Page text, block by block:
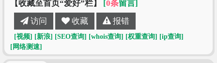
【收藏至首页“爱好”栏】
[0条留言]
访问 收藏 报错
[视频] [新浪] [SEO查询] [whois查询] [权重查询] [ip查询]
[网络测速]